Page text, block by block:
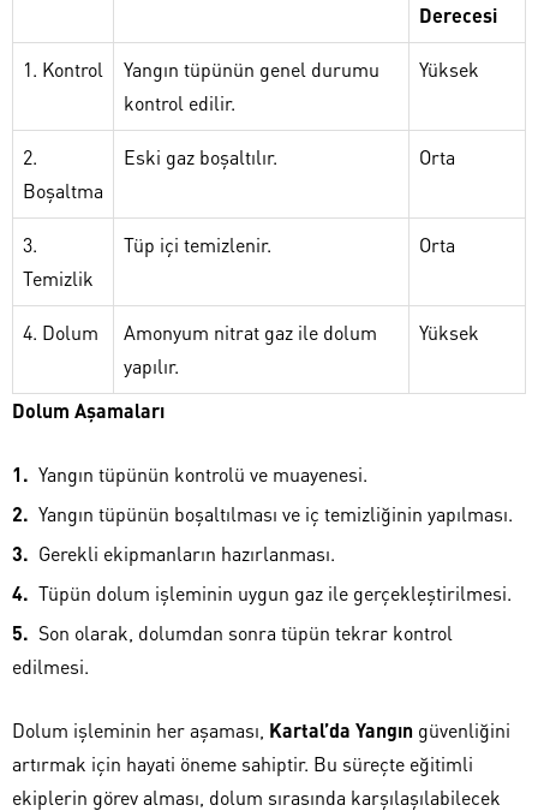
Derecesi
1. Kontrol
Yangın tüpünün genel durumu
kontrol edilir.
Yüksek
2.
Boşaltma
Eski gaz boşaltılır. Orta
3.
Temizlik
Tüp içi temizlenir. Orta
4. Dolum
Amonyum nitrat gaz ile dolum
yapılır.
Yüksek
Dolum Aşamaları
Yangın tüpünün kontrolü ve muayenesi.
Yangın tüpünün boşaltılması ve iç temizliğinin yapılması.
Gerekli ekipmanların hazırlanması.
Tüpün dolum işleminin uygun gaz ile gerçekleştirilmesi.
Son olarak, dolumdan sonra tüpün tekrar kontrol
edilmesi.
Dolum işleminin her aşaması, Kartal’da Yangın güvenliğini
artırmak için hayati öneme sahiptir. Bu süreçte eğitimli
ekiplerin görev alması, dolum sırasında karşılaşılabilecek